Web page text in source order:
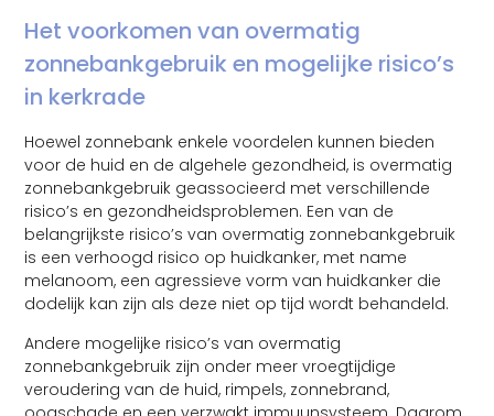
Het voorkomen van overmatig
zonnebankgebruik en mogelijke risico’s
in kerkrade
Hoewel zonnebank enkele voordelen kunnen bieden
voor de huid en de algehele gezondheid, is overmatig
zonnebankgebruik geassocieerd met verschillende
risico’s en gezondheidsproblemen. Een van de
belangrijkste risico’s van overmatig zonnebankgebruik
is een verhoogd risico op huidkanker, met name
melanoom, een agressieve vorm van huidkanker die
dodelijk kan zijn als deze niet op tijd wordt behandeld.
Andere mogelijke risico’s van overmatig
zonnebankgebruik zijn onder meer vroegtijdige
veroudering van de huid, rimpels, zonnebrand,